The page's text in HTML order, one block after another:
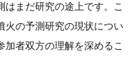
まだ研究の途上です。こ
火の予測研究の現状につい
者双方の理解を深めるこ